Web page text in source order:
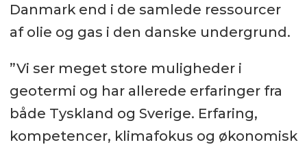
Danmark end i de samlede ressourcer
af olie og gas i den danske undergrund.
”Vi ser meget store muligheder i
geotermi og har allerede erfaringer fra
både Tyskland og Sverige. Erfaring,
kompetencer, klimafokus og økonomisk